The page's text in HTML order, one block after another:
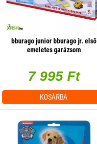
bburago junior bburago jr. első
emeletes garázsom
7 995 Ft
KOSÁRBA